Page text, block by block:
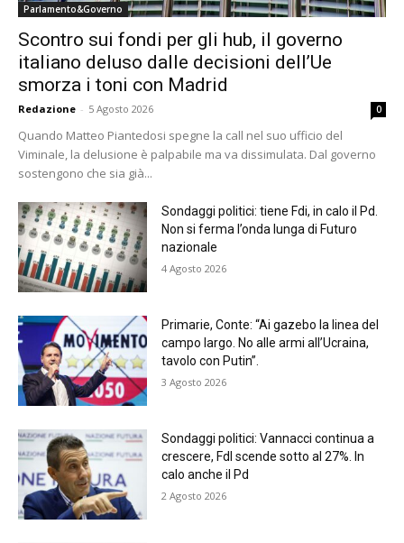
Parlamento&Governo
Scontro sui fondi per gli hub, il governo
italiano deluso dalle decisioni dell’Ue
smorza i toni con Madrid
Redazione - 5 Agosto 2026 0
Quando Matteo Piantedosi spegne la call nel suo ufficio del
Viminale, la delusione è palpabile ma va dissimulata. Dal governo
sostengono che sia già...
Sondaggi politici: tiene Fdi, in calo il Pd.
Non si ferma l’onda lunga di Futuro
nazionale
4 Agosto 2026
Primarie, Conte: “Ai gazebo la linea del
campo largo. No alle armi all’Ucraina,
tavolo con Putin”.
3 Agosto 2026
Sondaggi politici: Vannacci continua a
crescere, FdI scende sotto al 27%. In
calo anche il Pd
2 Agosto 2026